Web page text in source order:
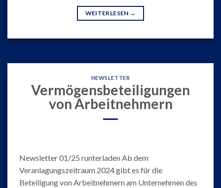
WEITERLESEN →
NEWSLETTER
Vermögensbeteiligungen
von Arbeitnehmern
Newsletter 01/25 runterladen Ab dem
Veranlagungszeitraum 2024 gibt es für die
Beteiligung von Arbeitnehmern am Unternehmen des